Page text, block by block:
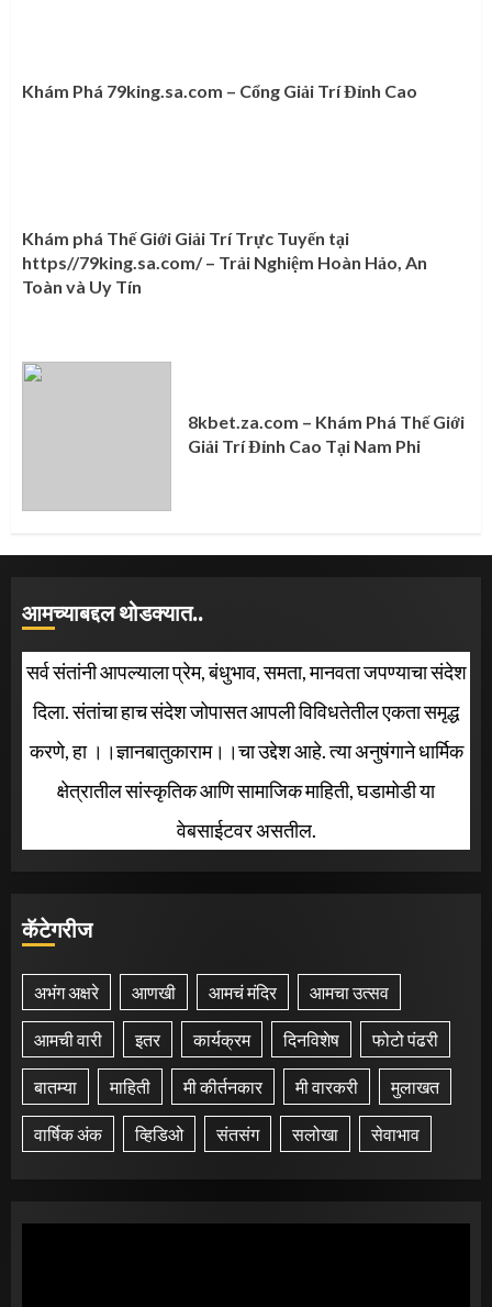
Khám Phá 79king.sa.com – Cổng Giải Trí Đỉnh Cao
Khám phá Thế Giới Giải Trí Trực Tuyến tại
https//79king.sa.com/ – Trải Nghiệm Hoàn Hảo, An
Toàn và Uy Tín
8kbet.za.com – Khám Phá Thế Giới
Giải Trí Đỉnh Cao Tại Nam Phi
आमच्याबद्दल थोडक्यात..
सर्व संतांनी आपल्याला प्रेम, बंधुभाव, समता, मानवता जपण्याचा संदेश
दिला. संतांचा हाच संदेश जोपासत आपली विविधतेतील एकता समृद्ध
करणे, हा ।।ज्ञानबातुकाराम।।चा उद्देश आहे. त्या अनुषंगाने धार्मिक
क्षेत्रातील सांस्कृतिक आणि सामाजिक माहिती, घडामोडी या
वेबसाईटवर असतील.
कॅटेगरीज
अभंग अक्षरे आणखी आमचं मंदिर आमचा उत्सव
आमची वारी इतर कार्यक्रम दिनविशेष फोटो पंढरी
बातम्या माहिती मी कीर्तनकार मी वारकरी मुलाखत
वार्षिक अंक व्हिडिओ संतसंग सलोखा सेवाभाव